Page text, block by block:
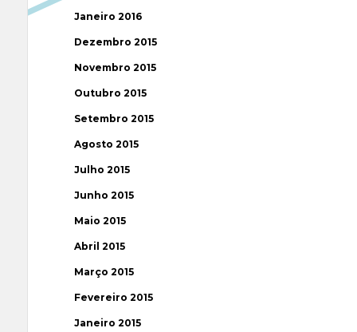
Janeiro 2016
Dezembro 2015
Novembro 2015
Outubro 2015
Setembro 2015
Agosto 2015
Julho 2015
Junho 2015
Maio 2015
Abril 2015
Março 2015
Fevereiro 2015
Janeiro 2015